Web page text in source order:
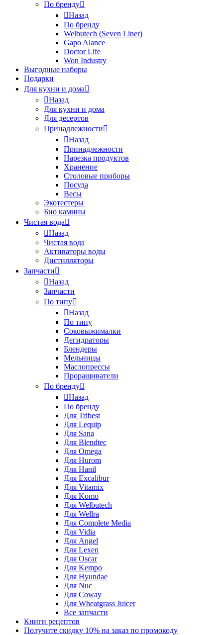
По бренду
Назад
По бренду
Welbutech (Seven Liner)
Gapo Alance
Doctor Life
Won Industry
Выгодные наборы
Подарки
Для кухни и дома
Назад
Для кухни и дома
Для десертов
Принадлежности
Назад
Принадлежности
Нарезка продуктов
Хранение
Столовые приборы
Посуда
Весы
Экотестеры
Био камины
Чистая вода
Назад
Чистая вода
Активаторы воды
Дистилляторы
Запчасти
Назад
Запчасти
По типу
Назад
По типу
Соковыжималки
Дегидраторы
Блендеры
Мельницы
Маслопрессы
Проращиватели
По бренду
Назад
По бренду
Для Tribest
Для Lequip
Для Sana
Для Blendtec
Для Omega
Для Hurom
Для Hanil
Для Excalibur
Для Vitamix
Для Komo
Для Welbutech
Для Wellra
Для Complete Media
Для Vidia
Для Angel
Для Lexen
Для Oscar
Для Kempo
Для Hyundae
Для Nuc
Для Coway
Для Wheatgrass Juicer
Все запчасти
Книги рецептов
Получите скидку 10% на заказ по промокоду